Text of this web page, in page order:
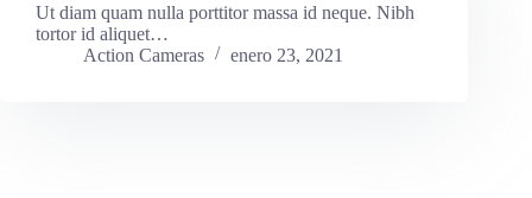
Ut diam quam nulla porttitor massa id neque. Nibh
tortor id aliquet…
Action Cameras
enero 23, 2021